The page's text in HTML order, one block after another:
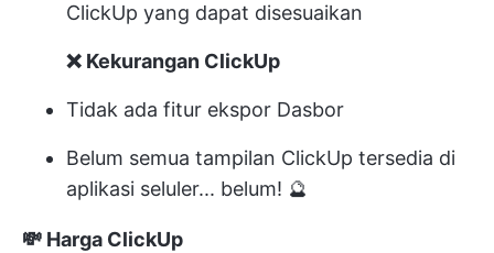
ClickUp yang dapat disesuaikan
❌ Kekurangan ClickUp
Tidak ada fitur ekspor Dasbor
Belum semua tampilan ClickUp tersedia di
aplikasi seluler... belum! 🔮
💸 Harga ClickUp